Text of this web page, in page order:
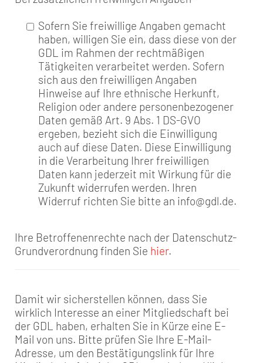
Sofern Sie freiwillige Angaben gemacht
haben, willigen Sie ein, dass diese von der
GDL im Rahmen der rechtmäßigen
Tätigkeiten verarbeitet werden. Sofern
sich aus den freiwilligen Angaben
Hinweise auf Ihre ethnische Herkunft,
Religion oder andere personenbezogener
Daten gemäß Art. 9 Abs. 1 DS-GVO
ergeben, bezieht sich die Einwilligung
auch auf diese Daten. Diese Einwilligung
in die Verarbeitung Ihrer freiwilligen
Daten kann jederzeit mit Wirkung für die
Zukunft widerrufen werden. Ihren
Widerruf richten Sie bitte an info@gdl.de.
Ihre Betroffenenrechte nach der Datenschutz-
Grundverordnung finden Sie hier.
Damit wir sicherstellen können, dass Sie
wirklich Interesse an einer Mitgliedschaft bei
der GDL haben, erhalten Sie in Kürze eine E-
Mail von uns. Bitte prüfen Sie Ihre E-Mail-
Adresse, um den Bestätigungslink für Ihre